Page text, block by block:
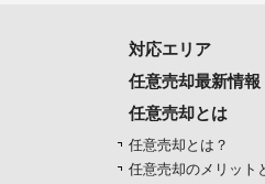
対応エリア
任意売却最新情報
任意売却とは
任意売却とは？
任意売却のメリット